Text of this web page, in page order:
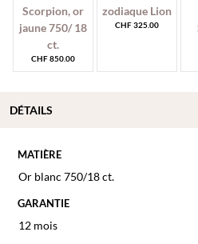
CHF850.00
CHF325.00
MATIÈRE
Or blanc 750/18 ct.
GARANTIE
12 mois
DÉTAILS